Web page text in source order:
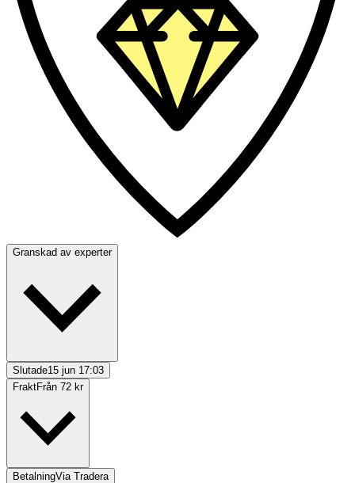
Granskad av experter
Slutade15 jun 17:03
FraktFrån 72 kr
BetalningVia Tradera